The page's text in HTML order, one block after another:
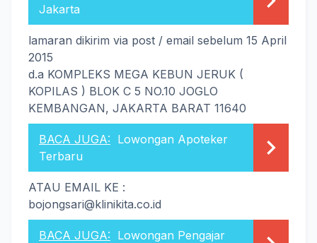
Jakarta
lamaran dikirim via post / email sebelum 15 April
2015
d.a KOMPLEKS MEGA KEBUN JERUK (
KOPILAS ) BLOK C 5 NO.10 JOGLO
KEMBANGAN, JAKARTA BARAT 11640
BACA JUGA: Lowongan Apoteker
Terbaru
ATAU EMAIL KE :
bojongsari@klinikita.co.id
BACA JUGA: Lowongan Pengajar